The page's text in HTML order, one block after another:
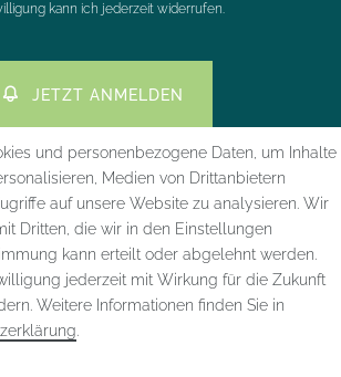
kann ich jederzeit widerrufen.
JETZT ANMELDEN
Daten­schutz­erklärung AGB
VERTRAG WIDERRUFEN
und personenbezogene Daten, um Inhalte
Medien von Drittanbietern
auf unsere Website zu analysieren. Wir
Dritten, die wir in den Einstellungen
kann erteilt oder abgelehnt werden.
jederzeit mit Wirkung für die Zukunft
Weitere Informationen finden Sie in